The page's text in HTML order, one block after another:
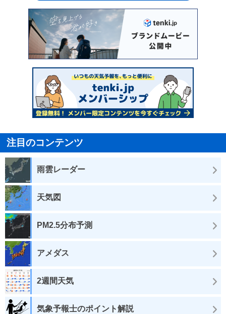
注目のコンテンツ
雨雲レーダー
天気図
PM2.5分布予測
アメダス
2週間天気
気象予報士のポイント解説